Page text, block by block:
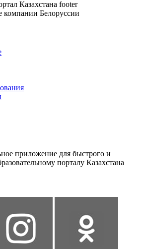
компании Белоруссии
приложение для быстрого и
порталу Казахстана